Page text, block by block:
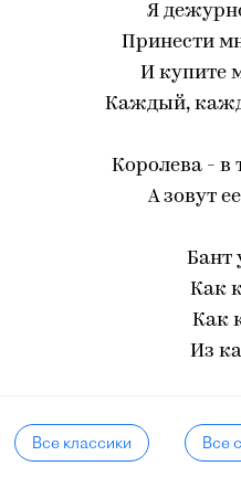
Я
Принести
И купите
Каждый,
Королева - в
А зовут
Бант
Как
Как
Из
Все классики Все